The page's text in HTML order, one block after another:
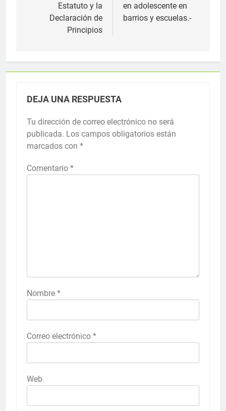
Estatuto y la
Declaración de
Principios
en adolescente en
barrios y escuelas.-
DEJA UNA RESPUESTA
Tu dirección de correo electrónico no será
publicada. Los campos obligatorios están
marcados con *
Comentario *
Nombre *
Correo electrónico *
Web